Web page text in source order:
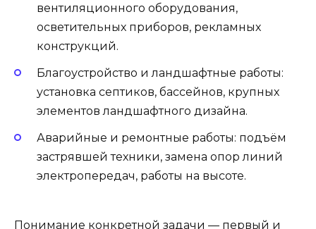
вентиляционного оборудования,
осветительных приборов, рекламных
конструкций.
Благоустройство и ландшафтные работы:
установка септиков, бассейнов, крупных
элементов ландшафтного дизайна.
Аварийные и ремонтные работы: подъём
застрявшей техники, замена опор линий
электропередач, работы на высоте.
Понимание конкретной задачи — первый и